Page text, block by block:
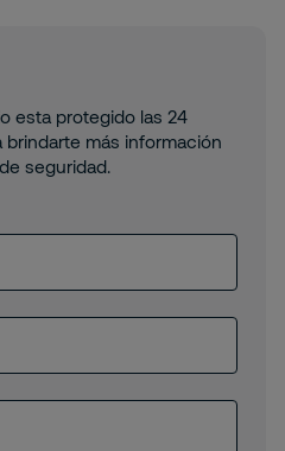
esta protegido las 24
más información
seguridad.